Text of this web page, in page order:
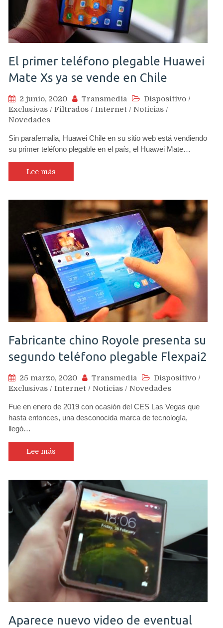
El primer teléfono plegable Huawei
Mate Xs ya se vende en Chile
2 junio, 2020 Transmedia Dispositivo /
Exclusivas / Filtrados / Internet / Noticias /
Novedades
Sin parafernalia, Huawei Chile en su sitio web está vendiendo
su primer teléfono plegable en el país, el Huawei Mate…
Lee más
Fabricante chino Royole presenta su
segundo teléfono plegable Flexpai2
25 marzo, 2020 Transmedia Dispositivo /
Exclusivas / Internet / Noticias / Novedades
Fue en enero de 2019 con ocasión del CES Las Vegas que
hasta entonces, una desconocida marca de tecnología,
llegó…
Lee más
Aparece nuevo video de eventual